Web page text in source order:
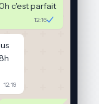
c'est parfait
12:16
12:19